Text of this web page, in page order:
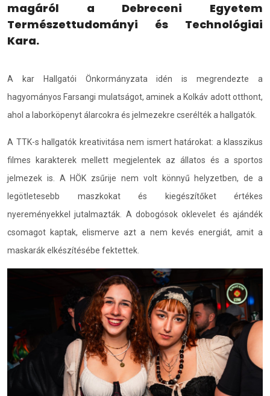
magáról a Debreceni Egyetem
Természettudományi és Technológiai
Kara.
A kar Hallgatói Önkormányzata idén is megrendezte a
hagyományos Farsangi mulatságot, aminek a Kolkáv adott otthont,
ahol a laborköpenyt álarcokra és jelmezekre cserélték a hallgatók.
A TTK-s hallgatók kreativitása nem ismert határokat: a klasszikus
filmes karakterek mellett megjelentek az állatos és a sportos
jelmezek is. A HÖK zsűrije nem volt könnyű helyzetben, de a
legötletesebb maszkokat és kiegészítőket értékes
nyereményekkel jutalmazták. A dobogósok oklevelet és ajándék
csomagot kaptak, elismerve azt a nem kevés energiát, amit a
maskarák elkészítésébe fektettek.